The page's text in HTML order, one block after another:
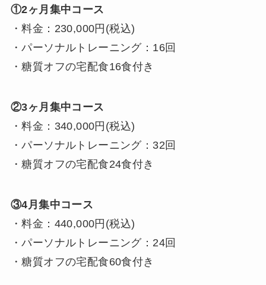
①2ヶ月集中コース
・料金：230,000円(税込)
・パーソナルトレーニング：16回
・糖質オフの宅配食16食付き
②3ヶ月集中コース
・料金：340,000円(税込)
・パーソナルトレーニング：32回
・糖質オフの宅配食24食付き
③4月集中コース
・料金：440,000円(税込)
・パーソナルトレーニング：24回
・糖質オフの宅配食60食付き